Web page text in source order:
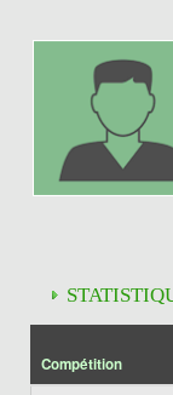
Compétition